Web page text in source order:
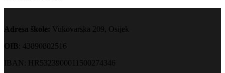
Adresa škole: Vukovarska 209, Osijek
OIB: 43890802516
IBAN: HR5323900011500274346